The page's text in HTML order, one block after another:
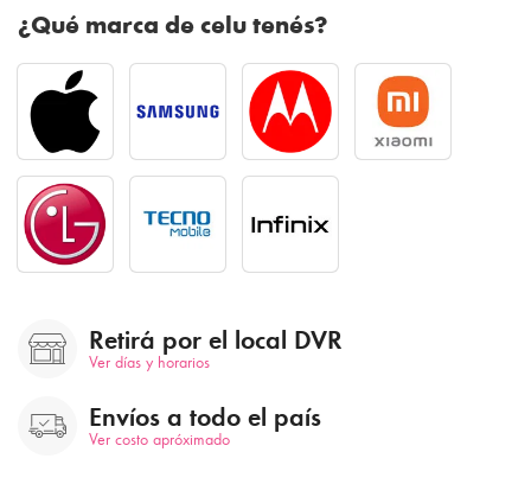
¿Qué marca de celu tenés?
Retirá por el local DVR
Ver días y horarios
Envíos a todo el país
Ver costo apróximado